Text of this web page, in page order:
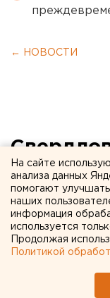
← НОВОСТИ
На сайте
анализа данных
помогают
наших
информация
используется
Продолжая
Политикой